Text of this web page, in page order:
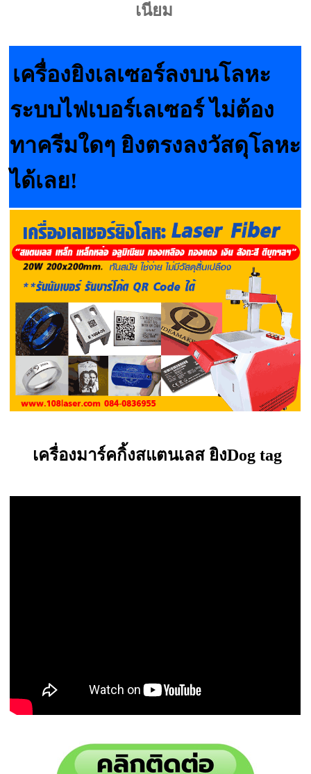
เนียม
เครื่องยิงเลเซอร์ลงบนโลหะ
ระบบไฟเบอร์เลเซอร์ ไม่ต้อง
ทาครีมใดๆ ยิงตรงลงวัสดุโลหะ
ได้เลย!
เครื่องมาร์คกิ้งสแตนเลส ยิงDog tag